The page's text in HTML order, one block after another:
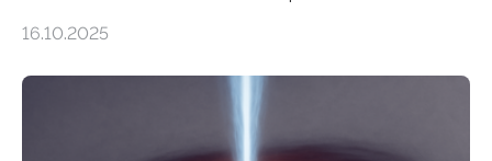
Größenordnung von Atomen gilt, deren physikalische
Quantenmotoren voranbringen. Das
16.10.2025